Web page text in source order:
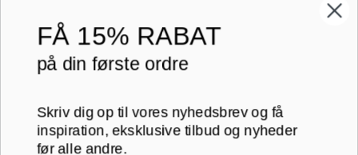
Printogrammer.dk · Navervej 21 · 8382 Hinnerup · CVR 40736166 ·
(+45) 8844 1630 · kundeservice@printogrammer.dk
© 2026 Printogrammer.dk
FÅ 15% RABAT
på din første ordre
Skriv dig op til vores nyhedsbrev og få
inspiration, eksklusive tilbud og nyheder
før alle andre.